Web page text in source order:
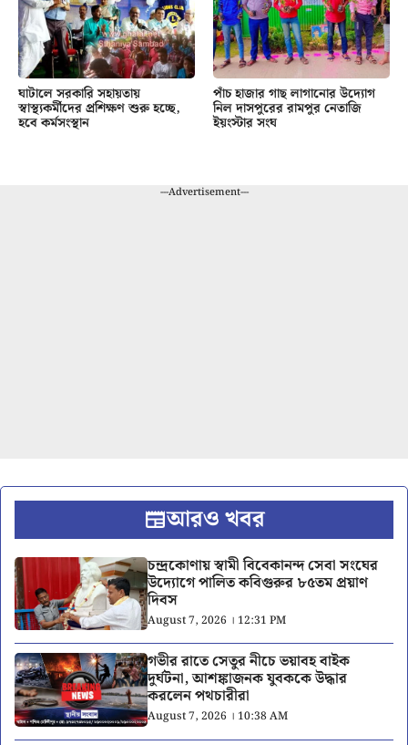
ঘাটালে সরকারি সহায়তায়
স্বাস্থ্যকর্মীদের প্রশিক্ষণ শুরু হচ্ছে,
হবে কর্মসংস্থান
পাঁচ হাজার গাছ লাগানোর উদ্যোগ
নিল দাসপুরের রামপুর নেতাজি
ইয়ংস্টার সংঘ
---Advertisement---
আরও খবর
চন্দ্রকোণায় স্বামী বিবেকানন্দ সেবা সংঘের
উদ্যোগে পালিত কবিগুরুর ৮৫তম প্রয়াণ
দিবস
August 7, 2026 । 12:31 PM
গভীর রাতে সেতুর নীচে ভয়াবহ বাইক
দুর্ঘটনা, আশঙ্কাজনক যুবককে উদ্ধার
করলেন পথচারীরা
August 7, 2026 । 10:38 AM